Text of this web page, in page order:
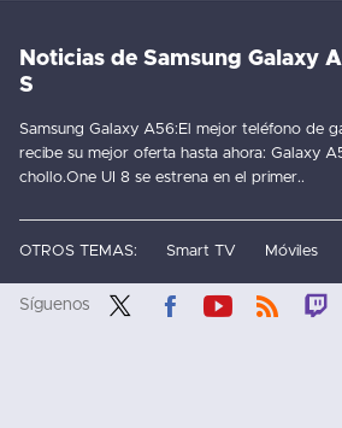
Noticias de Samsung Galaxy
S
Samsung Galaxy A56:El mejor teléfono de
recibe su mejor oferta hasta ahora: Galaxy
chollo.One UI 8 se estrena en el primer..
OTROS TEMAS: Smart TV Móviles
Síguenos